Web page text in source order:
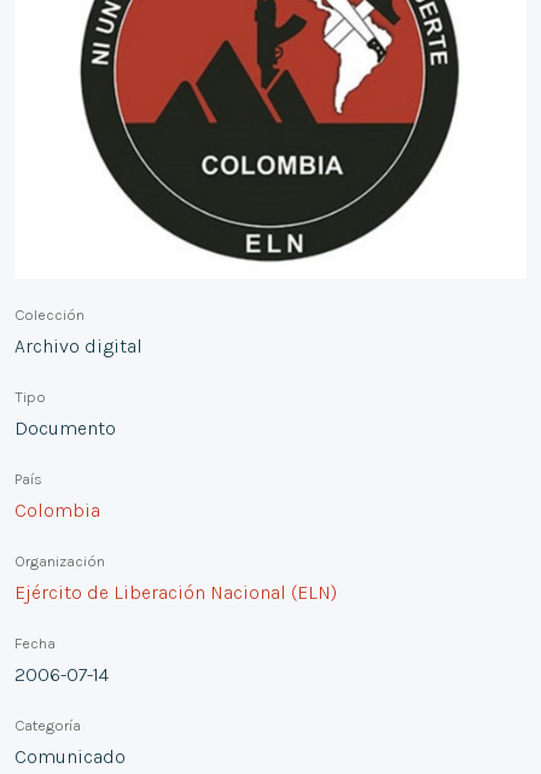
Colección
Archivo digital
Tipo
Documento
País
Colombia
Organización
Ejército de Liberación Nacional (ELN)
Fecha
2006-07-14
Categoría
Comunicado